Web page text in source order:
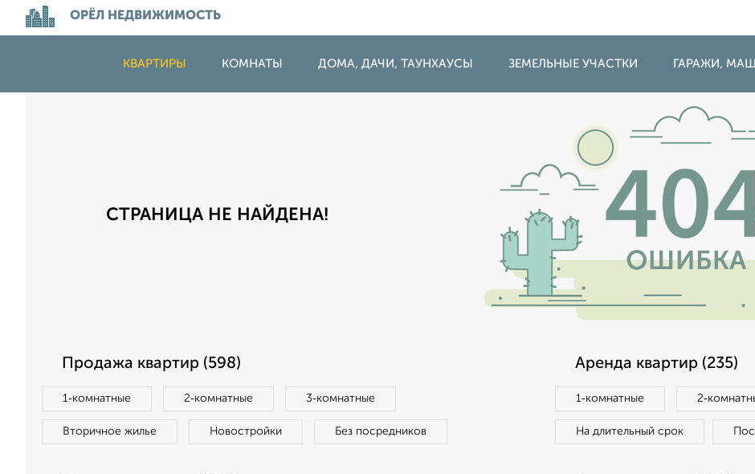
ОРЁЛ НЕДВИЖИМОСТЬ
КВАРТИРЫ КОМНАТЫ ДОМА, ДАЧИ, ТАУНХАУСЫ ЗЕМЕЛЬНЫЕ УЧАСТКИ ГАРАЖИ,
СТРАНИЦА НЕ НАЙДЕНА!
Продажа квартир (598)
1‑комнатные 2‑комнатные 3‑комнатные
Вторичное жилье Новостройки Без посредников
Аренда квартир (235)
1‑комнатные
На длительный срок